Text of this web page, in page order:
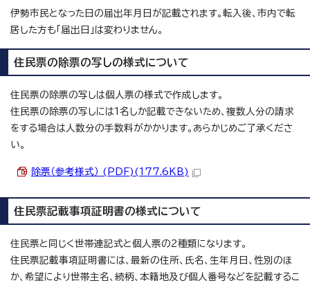
伊勢市民となった日の届出年月日が記載されます。転入後、市内で転
居した方も「届出日」は変わりません。
住民票の除票の写しの様式について
住民票の除票の写しは個人票の様式で作成します。
住民票の除票の写しには1名しか記載できないため、複数人分の請求
をする場合は人数分の手数料がかかります。あらかじめご了承くださ
い。
除票（参考様式） (PDF)(177.6KB)
住民票記載事項証明書の様式について
住民票と同じく世帯連記式と個人票の2種類になります。
住民票記載事項証明書には、最新の住所、氏名、生年月日、性別のほ
か、希望により世帯主名、続柄、本籍地及び個人番号などを記載するこ